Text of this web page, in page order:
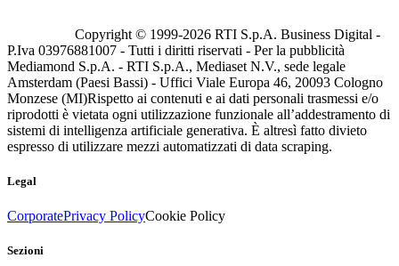
Copyright © 1999-2026 RTI S.p.A. Business Digital -
P.Iva 03976881007 - Tutti i diritti riservati - Per la pubblicità
Mediamond S.p.A. - RTI S.p.A., Mediaset N.V., sede legale
Amsterdam (Paesi Bassi) - Uffici Viale Europa 46, 20093 Cologno
Monzese (MI)Rispetto ai contenuti e ai dati personali trasmessi e/o
riprodotti è vietata ogni utilizzazione funzionale all’addestramento di
sistemi di intelligenza artificiale generativa. È altresì fatto divieto
espresso di utilizzare mezzi automatizzati di data scraping.
Legal
CorporatePrivacy PolicyCookie Policy
Sezioni